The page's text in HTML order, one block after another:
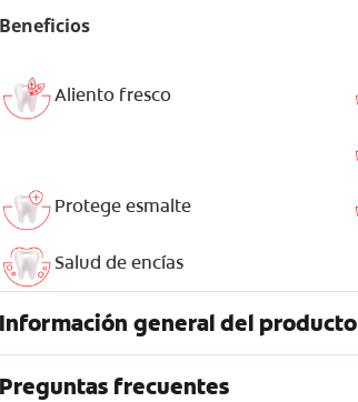
Beneficios
Aliento fresco
Protege esmalte
Salud de encías
Información general del producto
Preguntas frecuentes